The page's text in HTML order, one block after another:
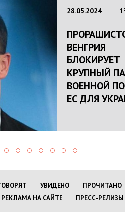
28.05.2024
ВЕНГРИЯ
БЛОКИРУЕТ
КРУПНЫЙ
ВОЕННОЙ
ЕС ДЛЯ
УВИДЕНО ПРОЧИТАНО
РЕКЛАМА НА САЙТЕ
ПРЕСС-РЕЛИЗЫ